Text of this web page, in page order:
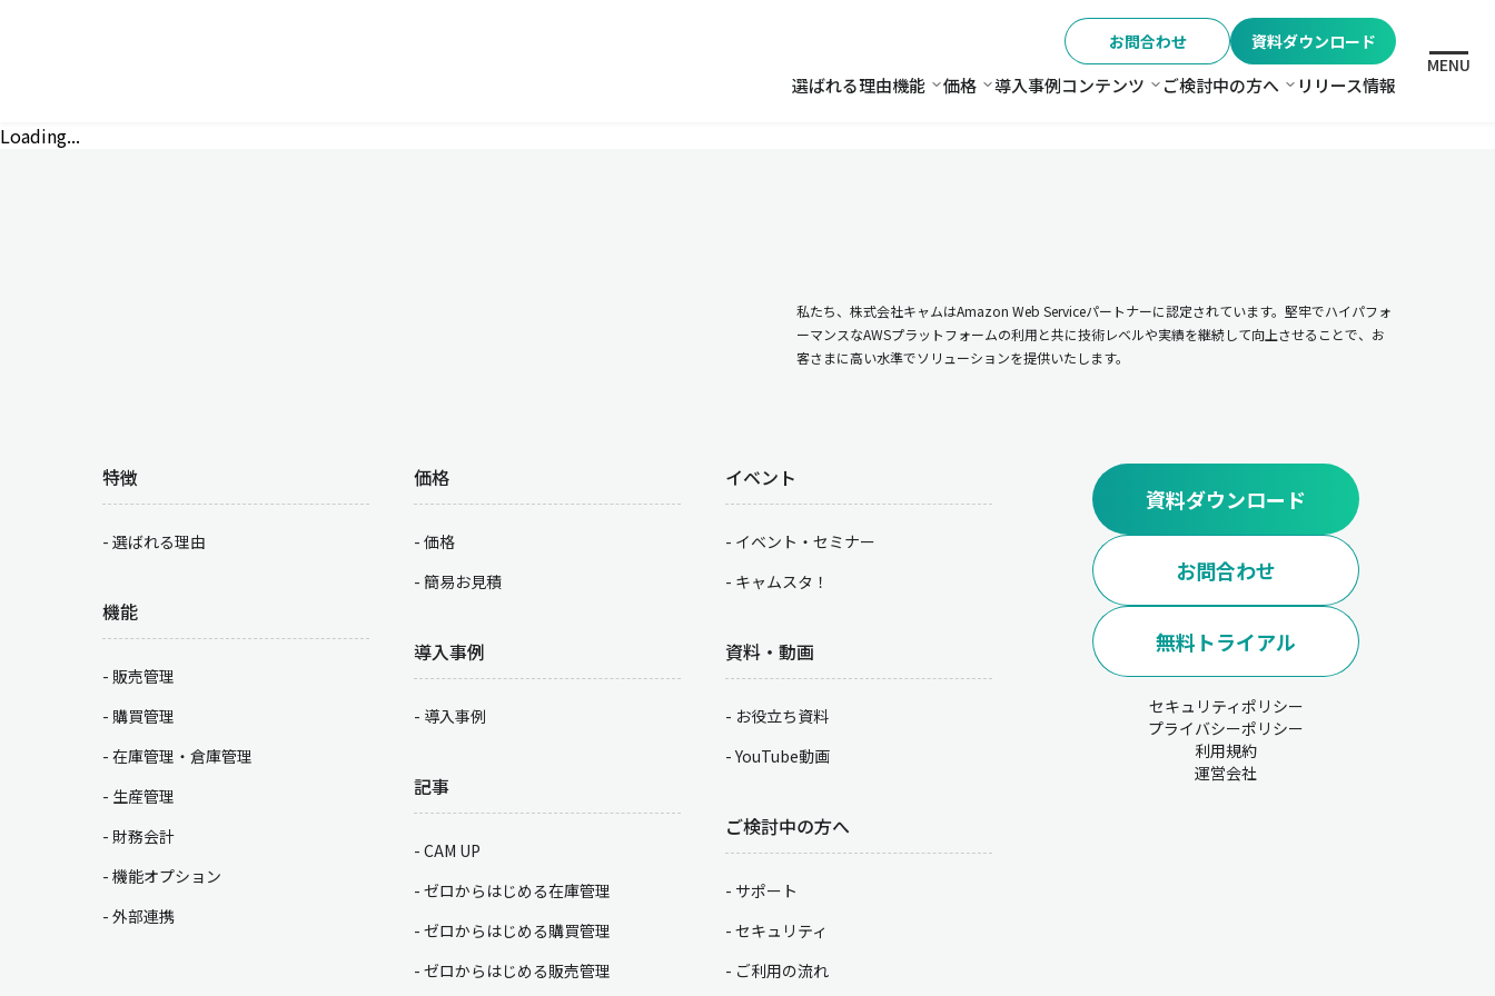
お問合わせ 資料ダウンロード
選ばれる理由機能 機能
価格 価格
導入事例コンテンツ コンテンツ
ご検討中の方へ ご検討中の方へ
リリース情報
MENU
Loading...
私たち、株式会社キャムはAmazon Web Serviceパートナーに認定されています。堅牢でハイパフォ
ーマンスなAWSプラットフォームの利用と共に技術レベルや実績を継続して向上させることで、お
客さまに高い水準でソリューションを提供いたします。
特徴
選ばれる理由
機能
販売管理
購買管理
在庫管理・倉庫管理
生産管理
財務会計
機能オプション
外部連携
価格
価格
簡易お見積
導入事例
導入事例
記事
CAM UP
ゼロからはじめる在庫管理
ゼロからはじめる購買管理
ゼロからはじめる販売管理
イベント
イベント・セミナー
キャムスタ！
資料・動画
お役立ち資料
YouTube動画
ご検討中の方へ
サポート
セキュリティ
ご利用の流れ
資料ダウンロード
お問合わせ
無料トライアル
セキュリティポリシー
プライバシーポリシー
利用規約
運営会社